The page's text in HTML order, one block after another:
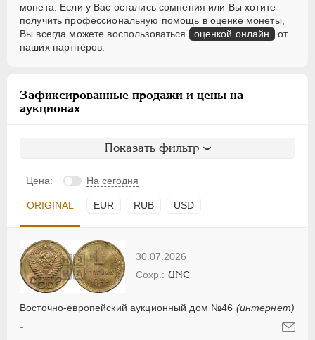
монета. Если у Вас остались сомнения или Вы хотите
получить профессиональную помощь в оценке монеты,
Вы всегда можете воспользоваться
оценкой онлайн от
наших партнёров.
Зафиксированные продажи и цены на
аукционах
Показать фильтр
Цена: На сегодня
ORIGINAL EUR RUB USD
30.07.2026
Восточно-европейский аукционный дом №46 (интернет)
UNC
-